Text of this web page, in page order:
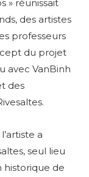
» réunissait
des artistes
professeurs
du projet
avec VanBinh
des
a
seul lieu
de